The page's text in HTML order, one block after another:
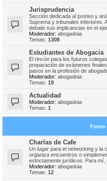
Jurisprudencia
Sección dedicada al posteo y
Suprema y tribunales inferiores.
debate sus implicancias en el
Moderador: abogadoia
Temas: 1308
Estudiantes de Abogacia
El rincón para los futuros
preparación de exámenes
pasos en la profesión de
Moderador: abogadoia
Temas: 19
Actualidad
Moderador: abogadoia
Temas: 1
Foros
Charlas de Cafe
Un lugar para el networking y la
organiza encuentros o
estrictamente jurídicos. Para mí,
Moderador: abogadoia
Temas: 12